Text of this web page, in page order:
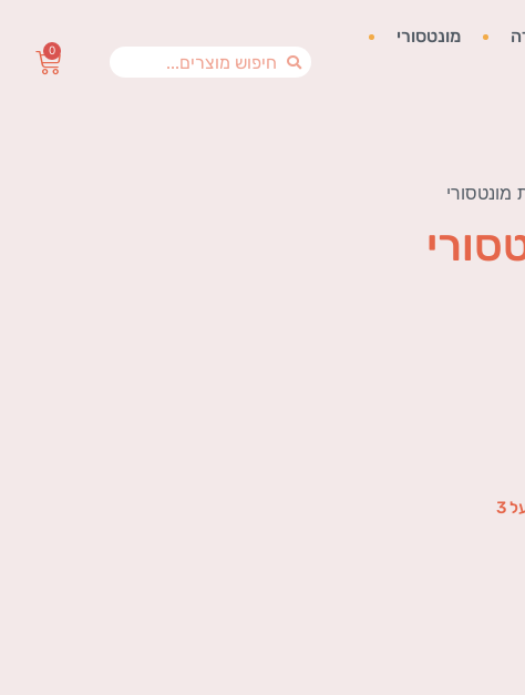
מונטסורי
0